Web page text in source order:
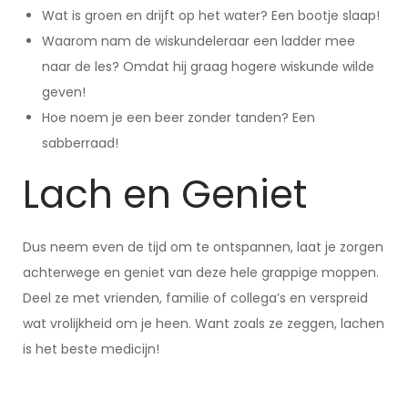
Wat is groen en drijft op het water? Een bootje slaap!
Waarom nam de wiskundeleraar een ladder mee
naar de les? Omdat hij graag hogere wiskunde wilde
geven!
Hoe noem je een beer zonder tanden? Een
sabberraad!
Lach en Geniet
Dus neem even de tijd om te ontspannen, laat je zorgen
achterwege en geniet van deze hele grappige moppen.
Deel ze met vrienden, familie of collega’s en verspreid
wat vrolijkheid om je heen. Want zoals ze zeggen, lachen
is het beste medicijn!